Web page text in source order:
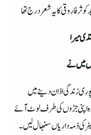
فاروقی کا یہ شعر درج تھا
میرا
میں نے
زندگی اذان دینے میں
وہ اپنی جڑوں کی طرف لوٹ آئے
کی ذمہ داریاں سنبھال لیں۔